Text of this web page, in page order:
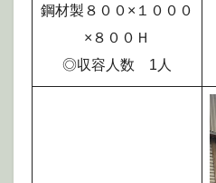
鋼材製８００×１０００
×８００Ｈ
◎収容人数 1人